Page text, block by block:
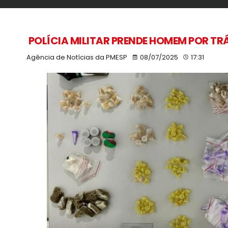
POLÍCIA MILITAR PRENDE HOMEM POR
Agência de Notícias da PMESP 08/07/2025 17:31